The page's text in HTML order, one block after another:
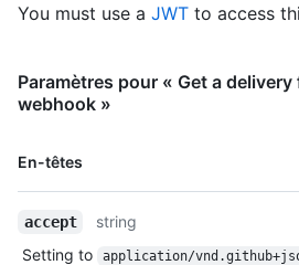
    "duration": 0.28,
    "event": "issues",
    "action": "opened",
  }
]
You must use a JWT to access
Paramètres pour « Get a
webhook »
En-têtes
Nom, Type,
accept
string
Setting to
application/